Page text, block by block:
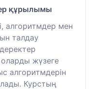
құрылымы
алгоритмдер мен
талдау
жүзеге
алгоритмдерін
Курстың